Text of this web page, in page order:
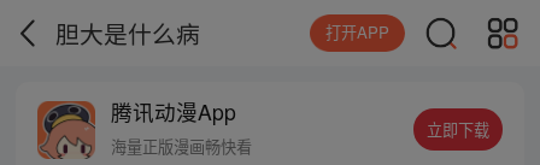
胆大是什么病 打开APP
腾讯动漫App
海量正版漫画畅快看
立即下载